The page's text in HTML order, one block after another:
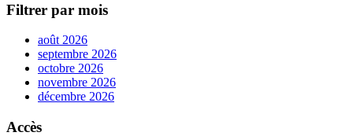
Filtrer par mois
août 2026
septembre 2026
octobre 2026
novembre 2026
décembre 2026
Accès